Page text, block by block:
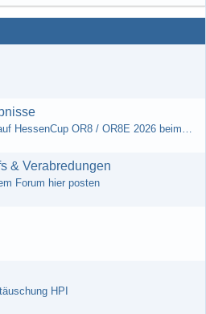
[03.07.-05.07.2026] 4ter Lauf HessenCup OR8 / OR8E 2026 beim MSV Linsengericht e.V.
& Verabredungen
Forum hier posten
HPI